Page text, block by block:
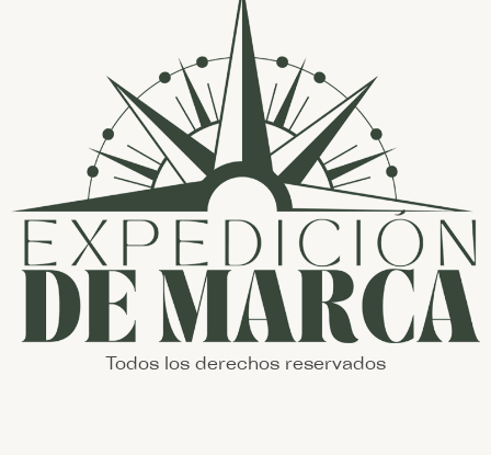
Todos los derechos reservados